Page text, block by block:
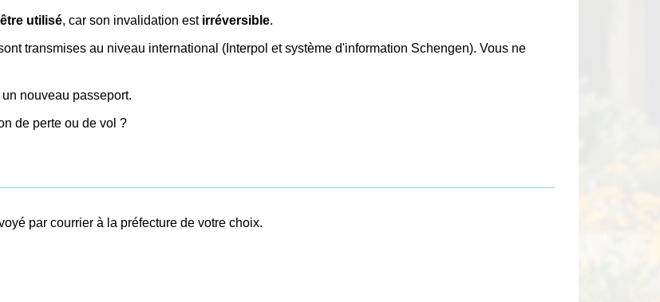
utilisé, car son invalidation est irréversible.
transmises au niveau international (Interpol et système d'information Schengen). Vous ne
nouveau passeport.
de perte ou de vol ?
par courrier à la préfecture de votre choix.